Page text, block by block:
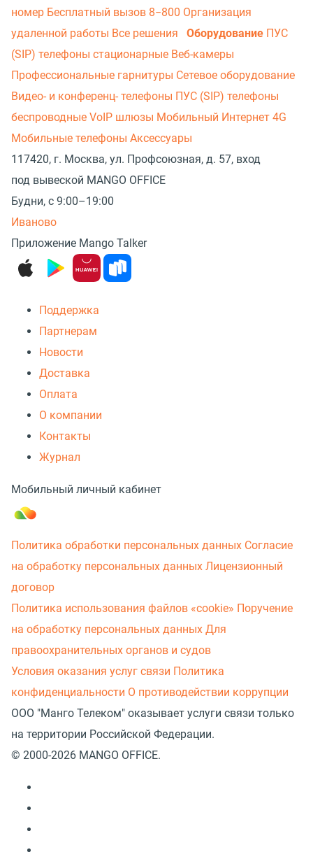
номер Бесплатный вызов 8−800 Организация
удаленной работы Все решения Оборудование ПУС
(SIP) телефоны стационарные Веб-камеры
Профессиональные гарнитуры Сетевое оборудование
Видео- и конференц- телефоны ПУС (SIP) телефоны
беспроводные VoIP шлюзы Мобильный Интернет 4G
Мобильные телефоны Аксессуары
117420, г. Москва, ул. Профсоюзная, д. 57, вход
под вывеской MANGO OFFICE
Будни, с 9:00–19:00
Иваново
Приложение Mango Talker
Поддержка
Партнерам
Новости
Доставка
Оплата
О компании
Контакты
Журнал
Мобильный личный кабинет
Политика обработки персональных данных Согласие
на обработку персональных данных Лицензионный
договор
Политика использования файлов «cookie» Поручение
на обработку персональных данных Для
правоохранительных органов и судов
Условия оказания услуг связи Политика
конфиденциальности О противодействии коррупции
ООО "Манго Телеком" оказывает услуги связи только
на территории Российской Федерации.
© 2000-2026 MANGO OFFICE.